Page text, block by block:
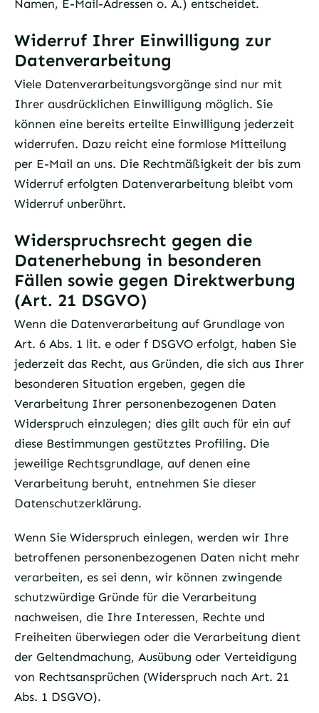
Namen, E-Mail-Adressen o. Ä.) entscheidet.
Widerruf Ihrer Einwilligung zur
Datenverarbeitung
Viele Datenverarbeitungsvorgänge sind nur mit
Ihrer ausdrücklichen Einwilligung möglich. Sie
können eine bereits erteilte Einwilligung jederzeit
widerrufen. Dazu reicht eine formlose Mitteilung
per E-Mail an uns. Die Rechtmäßigkeit der bis zum
Widerruf erfolgten Datenverarbeitung bleibt vom
Widerruf unberührt.
Widerspruchsrecht gegen die
Datenerhebung in besonderen
Fällen sowie gegen Direktwerbung
(Art. 21 DSGVO)
Wenn die Datenverarbeitung auf Grundlage von
Art. 6 Abs. 1 lit. e oder f DSGVO erfolgt, haben Sie
jederzeit das Recht, aus Gründen, die sich aus Ihrer
besonderen Situation ergeben, gegen die
Verarbeitung Ihrer personenbezogenen Daten
Widerspruch einzulegen; dies gilt auch für ein auf
diese Bestimmungen gestütztes Profiling. Die
jeweilige Rechtsgrundlage, auf denen eine
Verarbeitung beruht, entnehmen Sie dieser
Datenschutzerklärung.
Wenn Sie Widerspruch einlegen, werden wir Ihre
betroffenen personenbezogenen Daten nicht mehr
verarbeiten, es sei denn, wir können zwingende
schutzwürdige Gründe für die Verarbeitung
nachweisen, die Ihre Interessen, Rechte und
Freiheiten überwiegen oder die Verarbeitung dient
der Geltendmachung, Ausübung oder Verteidigung
von Rechtsansprüchen (Widerspruch nach Art. 21
Abs. 1 DSGVO).